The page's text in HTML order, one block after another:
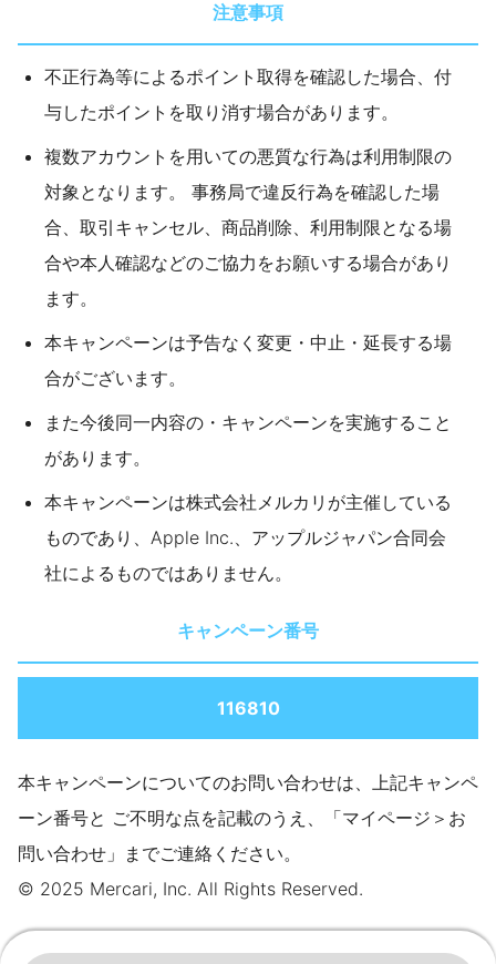
注意事項
不正行為等によるポイント取得を確認した場合、付
与したポイントを取り消す場合があります。
複数アカウントを用いての悪質な行為は利用制限の
対象となります。 事務局で違反行為を確認した場
合、取引キャンセル、商品削除、利用制限となる場
合や本人確認などのご協力をお願いする場合があり
ます。
本キャンペーンは予告なく変更・中止・延長する場
合がございます。
また今後同一内容の・キャンペーンを実施すること
があります。
本キャンペーンは株式会社メルカリが主催している
ものであり、Apple Inc.、アップルジャパン合同会
社によるものではありません。
キャンペーン番号
116810
本キャンペーンについてのお問い合わせは、上記キャンペ
ーン番号と ご不明な点を記載のうえ、「マイページ＞お
問い合わせ」までご連絡ください。
© 2025 Mercari, Inc. All Rights Reserved.